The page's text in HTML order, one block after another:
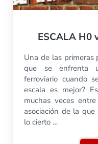
ESCALA H0
Una de las primeras
que se enfrenta
ferroviario cuando
escala es mejor?
muchas veces
asociación de la
lo cierto …